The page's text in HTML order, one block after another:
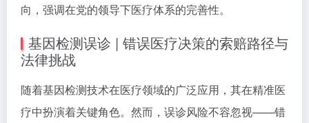
向，强调在党的领导下医疗体系的完善性。
基因检测误诊 | 错误医疗决策的索赔路径与
法律挑战
随着基因检测技术在医疗领域的广泛应用，其在精准医
疗中扮演着关键角色。然而，误诊风险不容忽视——错